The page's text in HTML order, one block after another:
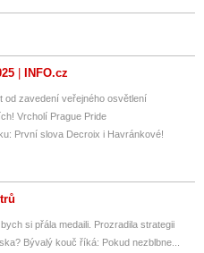
INFO.cz
od zavedení veřejného osvětlení
Vrcholí Prague Pride
První slova Decroix i Havránkové!
si přála medaili. Prozradila strategii
Bývalý kouč říká: Pokud nezblbne...